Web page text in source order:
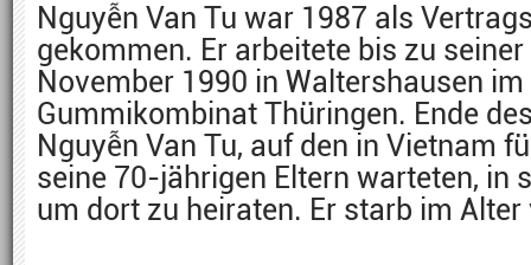
Nguyễn Van Tu war 1987 als
gekommen. Er arbeitete bis zu
November 1990 in Waltershausen im
Gummikombinat Thüringen. Ende
Nguyễn Van Tu, auf den in Vietnam
seine 70-jährigen Eltern warteten, in
um dort zu heiraten. Er starb im